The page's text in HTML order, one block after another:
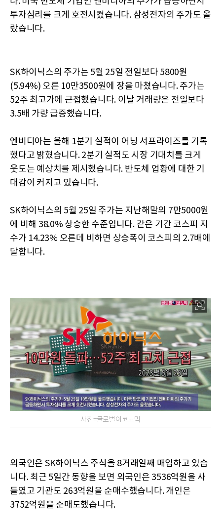
투자심리를 크게 호전시켰습니다. 삼성전자의 주가도 올
랐습니다.
SK하이닉스의 주가는 5월 25일 전일보다 5800원
(5.94%) 오른 10만3500원에 장을 마쳤습니다. 주가는
52주 최고가에 근접했습니다. 이날 거래량은 전일보다
3.5배 가량 급증했습니다.
엔비디아는 올해 1분기 실적이 어닝 서프라이즈를 기록
했다고 밝혔습니다. 2분기 실적도 시장 기대치를 크게
웃도는 예상치를 제시했습니다. 반도체 업황에 대한 기
대감이 커지고 있습니다.
SK하이닉스의 5월 25일 주가는 지난해말의 7만5000원
에 비해 38.0% 상승한 수준입니다. 같은 기간 코스피 지
수가 14.23% 오른데 비하면 상승폭이 코스피의 2.7배에
달합니다.
사진=글로벌이코노믹
외국인은 SK하이닉스 주식을 8거래일째 매입하고 있습
니다. 최근 5일간 동향을 보면 외국인은 3536억원을 사
들였고 기관도 263억원을 순매수했습니다. 개인은
3752억원을 순매도했습니다.